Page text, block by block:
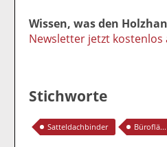
Wissen, was den
Newsletter jetzt kostenlos
Stichworte
Satteldachbinder Büroflä...